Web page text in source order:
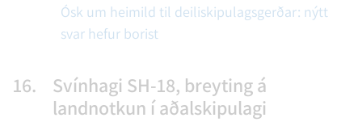
Ósk um heimild til deiliskipulagsgerðar: nýtt
svar hefur borist
16.
Svínhagi SH-18, breyting á
landnotkun í aðalskipulagi